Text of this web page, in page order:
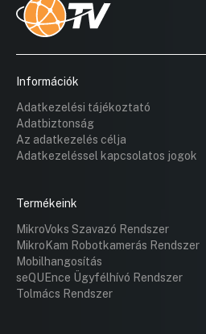
Információk
Adatkezelési tájékoztató
Adatbiztonság
Az adatkezelés célja
Adatkezeléssel kapcsolatos jogok
Termékeink
MikroVoks Szavazó Rendszer
MikroKam Robotkamerás Rendszer
Mobilhangosítás
seQUEnce Ügyfélhívó Rendszer
Tolmács Rendszer